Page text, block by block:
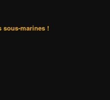
sous-marines !